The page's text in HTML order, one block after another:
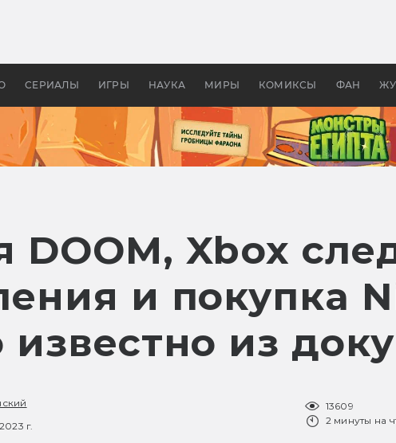
СЕРИАЛЫ ИГРЫ НАУКА МИРЫ КОМИКСЫ ФАН
бы «Властелина колец»
DOOM, Xbox
и покупка
известно из
г.
13609
2 минуты на